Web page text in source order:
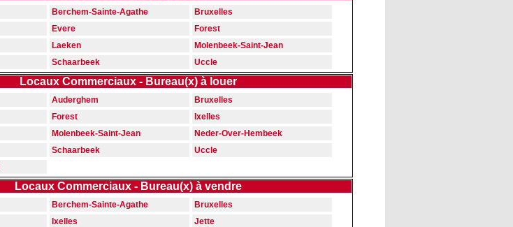
Berchem-Sainte-Agathe
Bruxelles
Evere
Forest
Laeken
Molenbeek-Saint-Jean
Schaarbeek Uccle
Locaux Commerciaux - Bureau(x) à louer
Auderghem
Bruxelles
Forest
Ixelles
Molenbeek-Saint-Jean
Neder-Over-Hembeek
Schaarbeek
Uccle
Locaux Commerciaux - Bureau(x) à vendre
Berchem-Sainte-Agathe
Bruxelles
Ixelles
Jette